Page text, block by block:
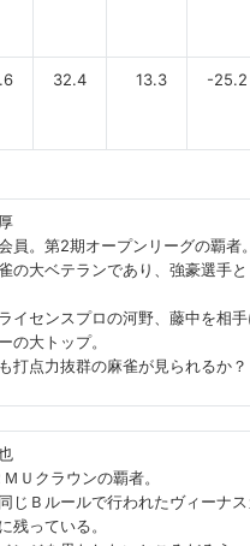
32.4 13.3 -25.2
員。第2期オープンリーグの覇者
の大ベテランであり、強豪選手
イセンスプロの河野、藤中を相
の大トップ。
打点力抜群の麻雀が見られるか？
Ｕクラウンの覇者。
じＢルールで行われたヴィーナ
残っている。